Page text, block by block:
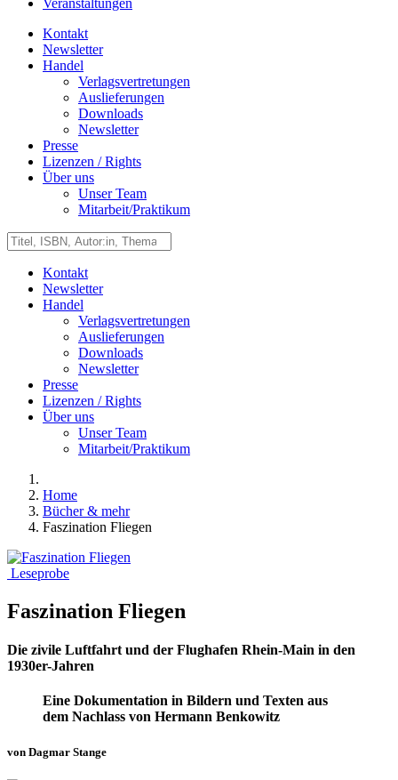
Veranstaltungen
Kontakt
Newsletter
Handel
Verlagsvertretungen
Auslieferungen
Downloads
Newsletter
Presse
Lizenzen / Rights
Über uns
Unser Team
Mitarbeit/Praktikum
Kontakt
Newsletter
Handel
Verlagsvertretungen
Auslieferungen
Downloads
Newsletter
Presse
Lizenzen / Rights
Über uns
Unser Team
Mitarbeit/Praktikum
Home
Bücher & mehr
Faszination Fliegen
Leseprobe
Faszination Fliegen
Die zivile Luftfahrt und der Flughafen Rhein-Main in den
1930er-Jahren
Eine Dokumentation in Bildern und Texten aus
dem Nachlass von Hermann Benkowitz
von Dagmar Stange